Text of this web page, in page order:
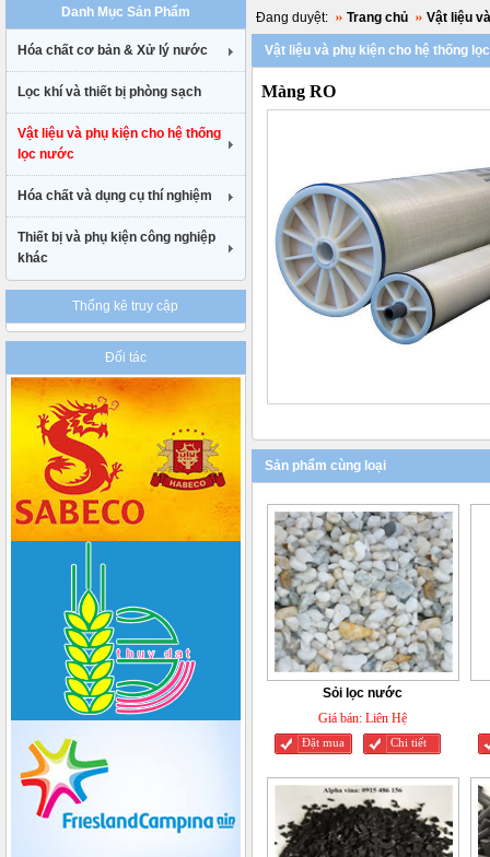
nike
air
max
90
gucci
belt
uk
Danh Mục Sản Phẩm
Hóa chất cơ bản & Xử lý nước
Lọc khí và thiết bị phòng sạch
Vật liệu và phụ kiện cho hệ thống
lọc nước
Hóa chất và dụng cụ thí nghiệm
Thiết bị và phụ kiện công nghiệp
khác
Thống kê truy cập
Đối tác
Đang duyệt: Trang chủ Vật liệu
Vật liệu và phụ kiện cho hệ thống
Màng RO
Sản phẩm cùng loại
Sỏi lọc nước
Giá bán: Liên Hệ
Đặt mua Chi tiết